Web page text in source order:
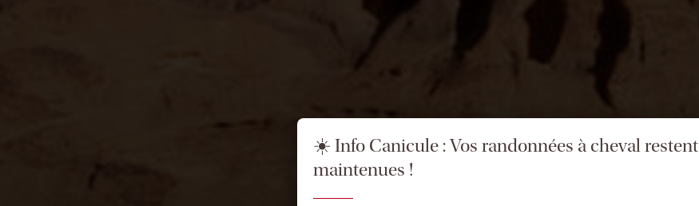
☀️ Info Canicule : Vos randonnées à cheval restent
maintenues !